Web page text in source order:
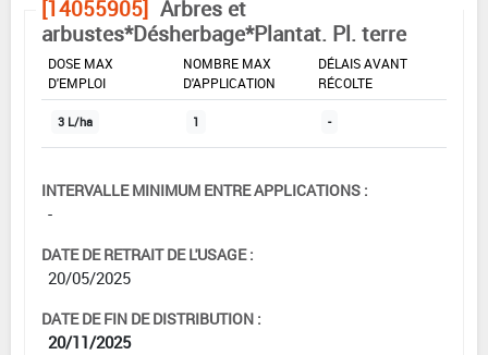
[14055905] Arbres et
arbustes*Désherbage*Plantat. Pl. terre
DOSE MAX
D'EMPLOI
NOMBRE MAX
D'APPLICATION
DÉLAIS AVANT
RÉCOLTE
3 L/ha 1 -
INTERVALLE MINIMUM ENTRE APPLICATIONS :
-
DATE DE RETRAIT DE L'USAGE :
20/05/2025
DATE DE FIN DE DISTRIBUTION :
20/11/2025